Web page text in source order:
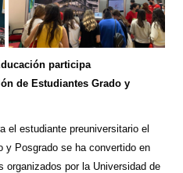
participa
de Estudiantes Grado y
el estudiante preuniversitario el
y Posgrado se ha convertido en
organizados por la Universidad de